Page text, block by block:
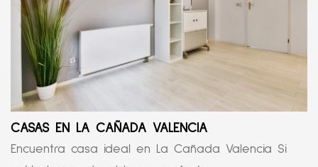
CASAS EN LA CAÑADA VALENCIA
Encuentra casa ideal en La Cañada Valencia Si